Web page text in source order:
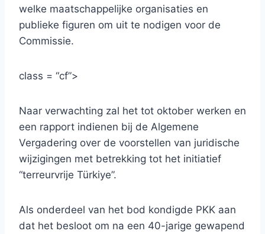
welke maatschappelijke organisaties en
publieke figuren om uit te nodigen voor de
Commissie.
class = “cf”>
Naar verwachting zal het tot oktober werken en
een rapport indienen bij de Algemene
Vergadering over de voorstellen van juridische
wijzigingen met betrekking tot het initiatief
“terreurvrije Türkiye”.
Als onderdeel van het bod kondigde PKK aan
dat het besloot om na een 40-jarige gewapend